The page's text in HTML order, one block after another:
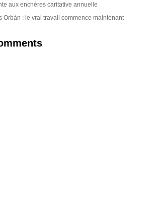
aux enchères caritative annuelle
Orbán : le vrai travail commence maintenant